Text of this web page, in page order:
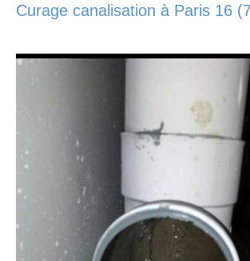
Curage canalisation à Paris 16